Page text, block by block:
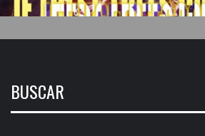
BUSCAR